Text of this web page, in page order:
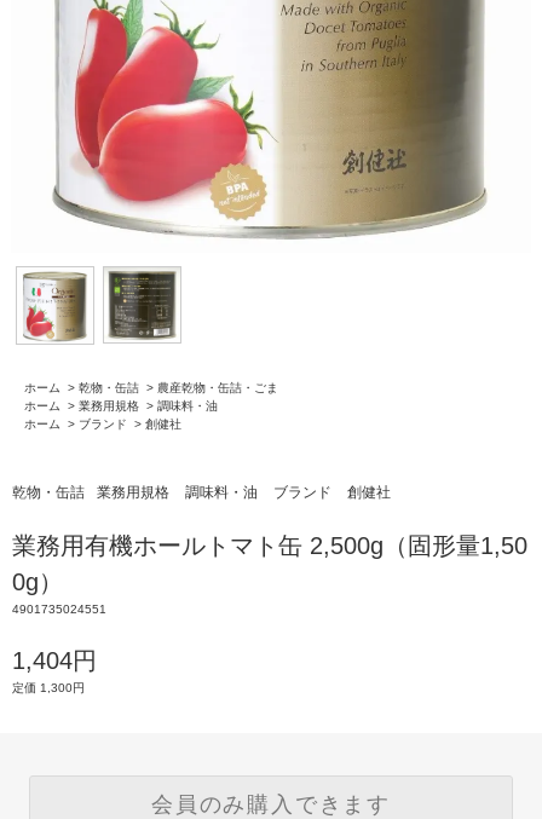
ホーム > 乾物・缶詰 > 農産乾物・缶詰・ごま
ホーム
> 業務用規格 > 調味料・油
ホーム
> ブランド > 創健社
乾物・缶詰 業務用規格 調味料・油 ブランド 創健社
業務用有機ホールトマト缶 2,500g（固形量1,50
0g）
4901735024551
1,404円
定価 1,300円
会員のみ購入できます